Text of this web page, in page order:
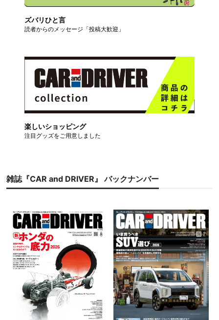
ズバリひと言
読者からのメッセージ「投稿大歓迎」
楽しいショッピング
注目グッズをご用意しました
雑誌『CAR and DRIVER』 バックナンバー